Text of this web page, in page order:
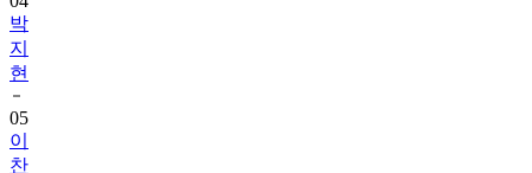
박
지
현
05
이
찬